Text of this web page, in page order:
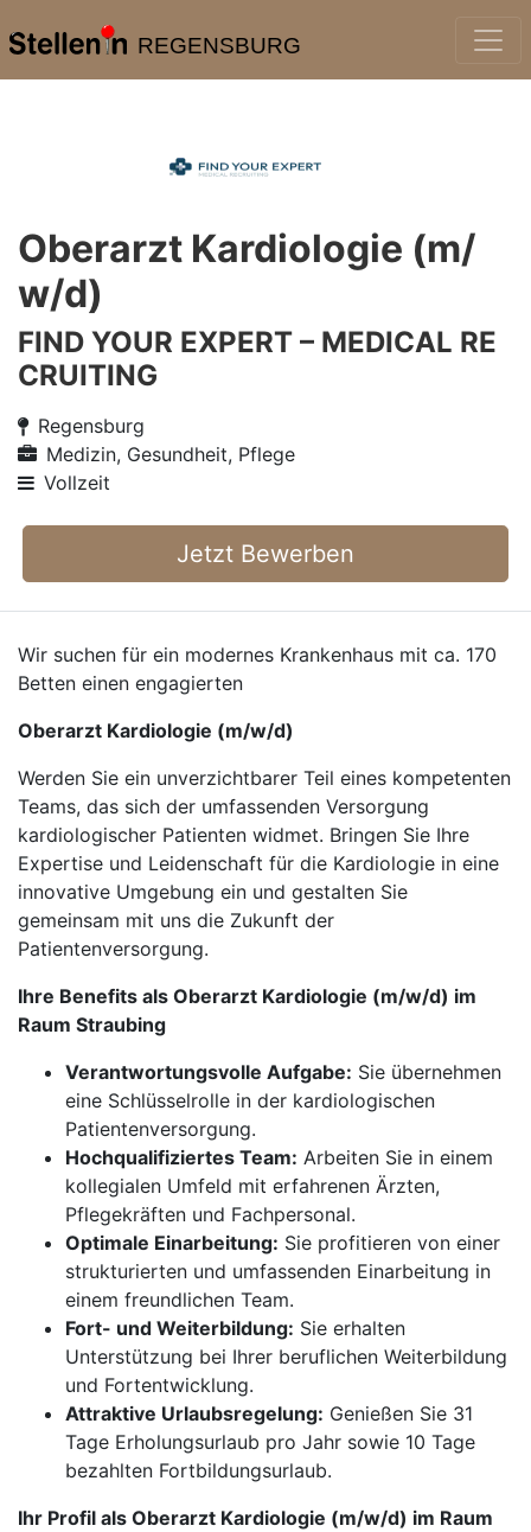
REGENSBURG
Oberarzt Kardiologie (m/
w/d)
FIND YOUR EXPERT – MEDICAL RE
CRUITING
Regensburg
Medizin, Gesundheit, Pflege
Vollzeit
Jetzt Bewerben
Wir suchen für ein modernes Krankenhaus mit ca. 170
Betten einen engagierten
Oberarzt Kardiologie (m/w/d)
Werden Sie ein unverzichtbarer Teil eines kompetenten
Teams, das sich der umfassenden Versorgung
kardiologischer Patienten widmet. Bringen Sie Ihre
Expertise und Leidenschaft für die Kardiologie in eine
innovative Umgebung ein und gestalten Sie
gemeinsam mit uns die Zukunft der
Patientenversorgung.
Ihre Benefits als Oberarzt Kardiologie (m/w/d) im
Raum Straubing
Verantwortungsvolle Aufgabe: Sie übernehmen
eine Schlüsselrolle in der kardiologischen
Patientenversorgung.
Hochqualifiziertes Team: Arbeiten Sie in einem
kollegialen Umfeld mit erfahrenen Ärzten,
Pflegekräften und Fachpersonal.
Optimale Einarbeitung: Sie profitieren von einer
strukturierten und umfassenden Einarbeitung in
einem freundlichen Team.
Fort- und Weiterbildung: Sie erhalten
Unterstützung bei Ihrer beruflichen Weiterbildung
und Fortentwicklung.
Attraktive Urlaubsregelung: Genießen Sie 31
Tage Erholungsurlaub pro Jahr sowie 10 Tage
bezahlten Fortbildungsurlaub.
Ihr Profil als Oberarzt Kardiologie (m/w/d) im Raum